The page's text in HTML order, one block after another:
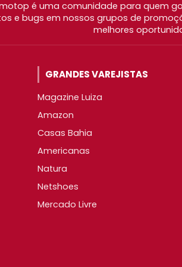
é uma comunidade para quem
e bugs em nossos grupos de
melhores
GRANDES VAREJISTAS
Magazine Luiza
Amazon
Casas Bahia
Americanas
Natura
Netshoes
Mercado Livre